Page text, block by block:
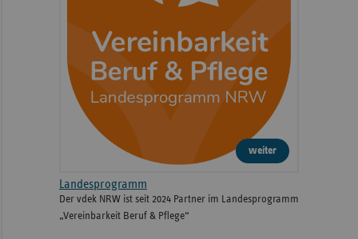
weiter
Landesprogramm
Der vdek NRW ist seit 2024 Partner im Landesprogramm
„Vereinbarkeit Beruf & Pflege“